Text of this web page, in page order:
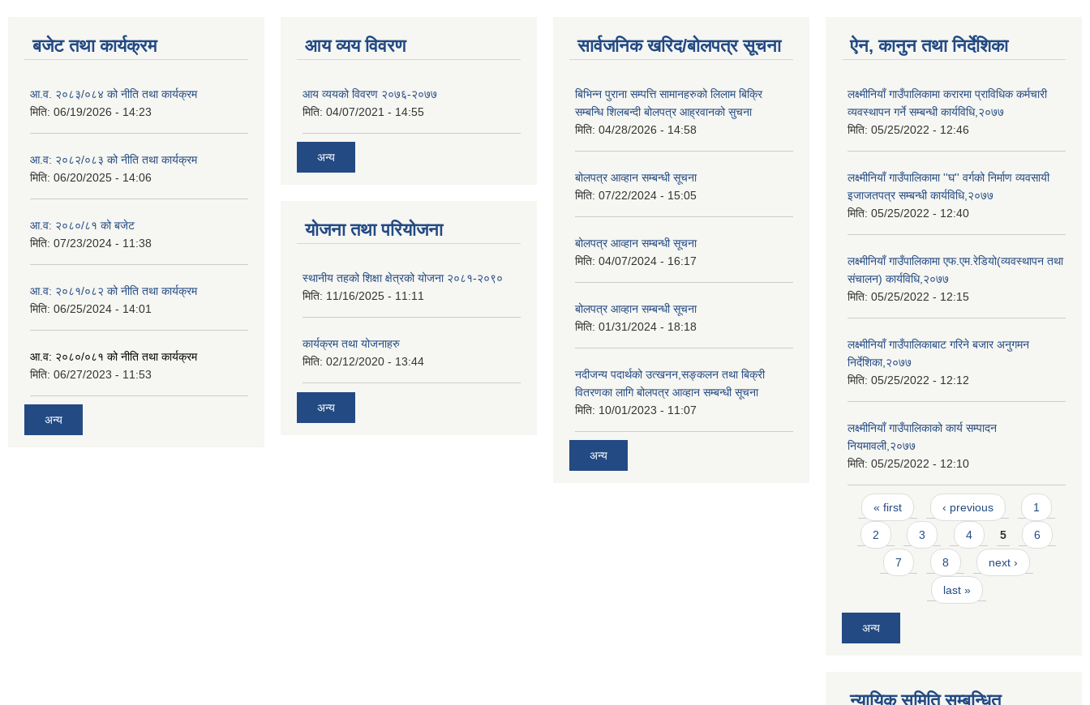
बजेट तथा कार्यक्रम
आ.व. २०८३/०८४ को नीति तथा कार्यक्रम
मिति: 06/19/2026 - 14:23
आ.व: २०८२/०८३ को नीति तथा कार्यक्रम
मिति: 06/20/2025 - 14:06
आ.व: २०८०/८१ को बजेट
मिति: 07/23/2024 - 11:38
आ.व: २०८१/०८२ को नीति तथा कार्यक्रम
मिति: 06/25/2024 - 14:01
आ.व: २०८०/०८१ को नीति तथा कार्यक्रम
मिति: 06/27/2023 - 11:53
अन्य
आय व्यय विवरण
आय व्ययको विवरण २०७६-२०७७
मिति: 04/07/2021 - 14:55
अन्य
योजना तथा परियोजना
स्थानीय तहको शिक्षा क्षेत्रको योजना २०८१-२०९०
मिति: 11/16/2025 - 11:11
कार्यक्रम तथा योजनाहरु
मिति: 02/12/2020 - 13:44
अन्य
सार्वजनिक खरिद/बोलपत्र सूचना
बिभिन्न पुराना सम्पत्ति सामानहरुको लिलाम बिक्रि
सम्बन्धि शिलबन्दी बोलपत्र आह्रवानको सुचना
मिति: 04/28/2026 - 14:58
बोलपत्र आव्हान सम्बन्धी सूचना
मिति: 07/22/2024 - 15:05
बोलपत्र आव्हान सम्बन्धी सूचना
मिति: 04/07/2024 - 16:17
बोलपत्र आव्हान सम्बन्धी सूचना
मिति: 01/31/2024 - 18:18
नदीजन्य पदार्थको उत्खनन,सङ्कलन तथा बिक्री
वितरणका लागि बोलपत्र आव्हान सम्बन्धी सूचना
मिति: 10/01/2023 - 11:07
अन्य
ऐन, कानुन तथा निर्देशिका
लक्ष्मीनियाँ गाउँपालिकामा करारमा प्राविधिक कर्मचारी
व्यवस्थापन गर्ने सम्बन्धी कार्यविधि,२०७७
मिति: 05/25/2022 - 12:46
लक्ष्मीनियाँ गाउँपालिकामा ''घ'' वर्गको निर्माण व्यवसायी
इजाजतपत्र सम्बन्धी कार्यविधि,२०७७
मिति: 05/25/2022 - 12:40
लक्ष्मीनियाँ गाउँपालिकामा एफ.एम.रेडियो(व्यवस्थापन तथा
संचालन) कार्यविधि,२०७७
मिति: 05/25/2022 - 12:15
लक्ष्मीनियाँ गाउँपालिकाबाट गरिने बजार अनुगमन
निर्देशिका,२०७७
मिति: 05/25/2022 - 12:12
लक्ष्मीनियाँ गाउँपालिकाको कार्य सम्पादन
नियमावली,२०७७
मिति: 05/25/2022 - 12:10
Pages
« first ‹ previous 1
2 3 4 5 6
7 8 next ›
last »
अन्य
न्यायिक समिति सम्बन्धित